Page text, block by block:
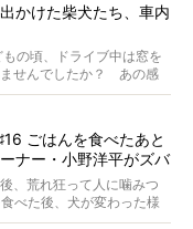
かけた柴犬たち、車内
の頃、ドライブ中は窓を
せんでしたか？ あの感
ごはんを食べたあと
ナー・小野洋平がズバ
、荒れ狂って人に噛みつ
べた後、犬が変わった様